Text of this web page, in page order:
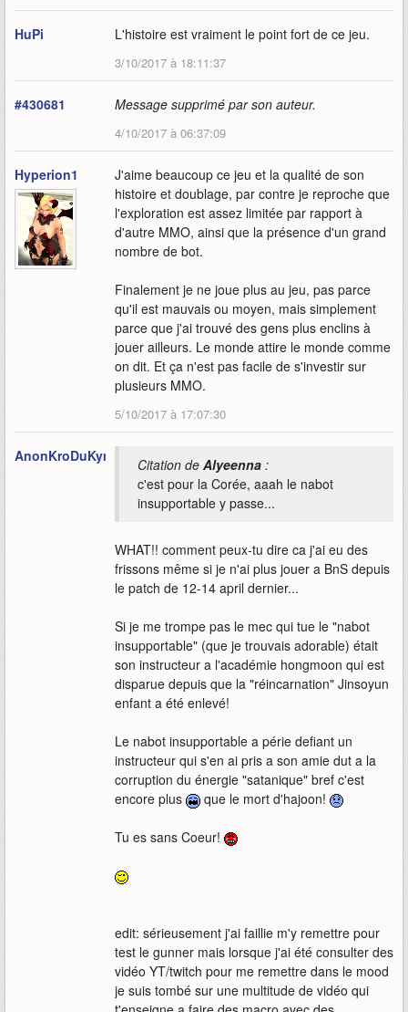
HuPi L'histoire est vraiment le point fort de ce jeu.
3/10/2017 à 18:11:37
#430681 Message supprimé par son auteur.
4/10/2017 à 06:37:09
Hyperion1
J'aime beaucoup ce jeu et la qualité de son
histoire et doublage, par contre je reproche que
l'exploration est assez limitée par rapport à
d'autre MMO, ainsi que la présence d'un grand
nombre de bot.
Finalement je ne joue plus au jeu, pas parce
qu'il est mauvais ou moyen, mais simplement
parce que j'ai trouvé des gens plus enclins à
jouer ailleurs. Le monde attire le monde comme
on dit. Et ça n'est pas facile de s'investir sur
plusieurs MMO.
5/10/2017 à 17:07:30
AnonKroDuKyme Citation de Alyeenna :
c'est pour la Corée, aaah le nabot
insupportable y passe...
WHAT!! comment peux-tu dire ca j'ai eu des
frissons même si je n'ai plus jouer a BnS depuis
le patch de 12-14 april dernier...
Si je me trompe pas le mec qui tue le "nabot
insupportable" (que je trouvais adorable) était
son instructeur a l'académie hongmoon qui est
disparue depuis que la "réincarnation" Jinsoyun
enfant a été enlevé!
Le nabot insupportable a périe defiant un
instructeur qui s'en ai pris a son amie dut a la
corruption du énergie "satanique" bref c'est
encore plus
que le mort d'hajoon!
Tu es sans Coeur!
edit: sérieusement j'ai faillie m'y remettre pour
test le gunner mais lorsque j'ai été consulter des
vidéo YT/twitch pour me remettre dans le mood
je suis tombé sur une multitude de vidéo qui